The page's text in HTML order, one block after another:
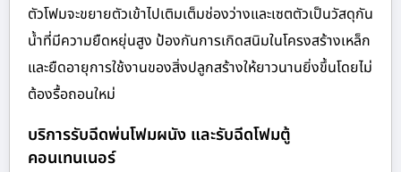
ตัวโฟมจะขยายตัวเข้าไปเติมเต็มช่องว่างและเซตตัวเป็นวัสดุกัน
น้ำที่มีความยืดหยุ่นสูง ป้องกันการเกิดสนิมในโครงสร้างเหล็ก
และยืดอายุการใช้งานของสิ่งปลูกสร้างให้ยาวนานยิ่งขึ้นโดยไม่
ต้องรื้อถอนใหม่
บริการรับฉีดพ่นโฟมผนัง และรับฉีดโฟมตู้
คอนเทนเนอร์